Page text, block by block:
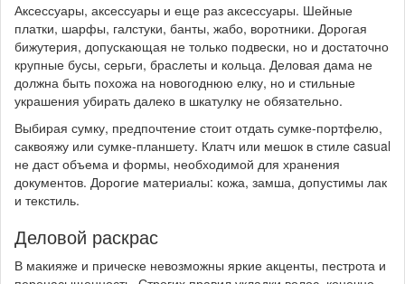
Аксессуары, аксессуары и еще раз аксессуары. Шейные
платки, шарфы, галстуки, банты, жабо, воротники. Дорогая
бижутерия, допускающая не только подвески, но и достаточно
крупные бусы, серьги, браслеты и кольца. Деловая дама не
должна быть похожа на новогоднюю елку, но и стильные
украшения убирать далеко в шкатулку не обязательно.
Выбирая сумку, предпочтение стоит отдать сумке-портфелю,
саквояжу или сумке-планшету. Клатч или мешок в стиле casual
не даст объема и формы, необходимой для хранения
документов. Дорогие материалы: кожа, замша, допустимы лак
и текстиль.
Деловой раскрас
В макияже и прическе невозможны яркие акценты, пестрота и